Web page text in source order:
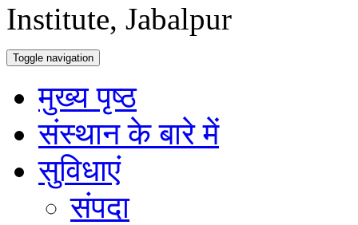
Toggle navigation
मुख्य पृष्ठ
संस्थान के बारे में
सुविधाएं
संपदा